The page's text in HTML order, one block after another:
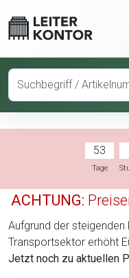
53
Tage
ACHTUNG:
Aufgrund der
Transportsektor erhöht
Jetzt noch zu aktuellen